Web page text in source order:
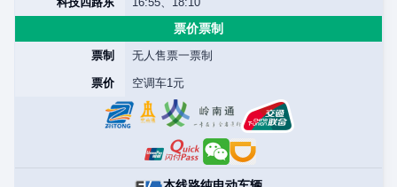
票价票制
票制 无人售票一票制
票价 空调车1元